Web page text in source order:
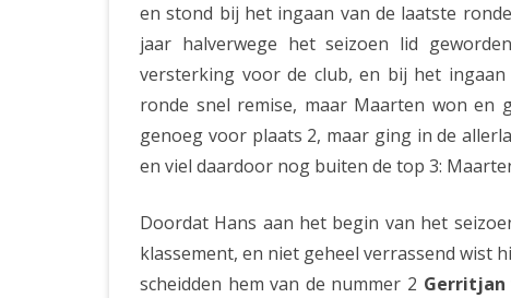
en stond bij het ingaan van de laatste
jaar halverwege het seizoen lid
versterking voor de club, en bij het
ronde snel remise, maar Maarten won en
genoeg voor plaats 2, maar ging in de
en viel daardoor nog buiten de top 3:
Doordat Hans aan het begin van het
klassement, en niet geheel verrassend wist
scheidden hem van de nummer 2 Gerritjan